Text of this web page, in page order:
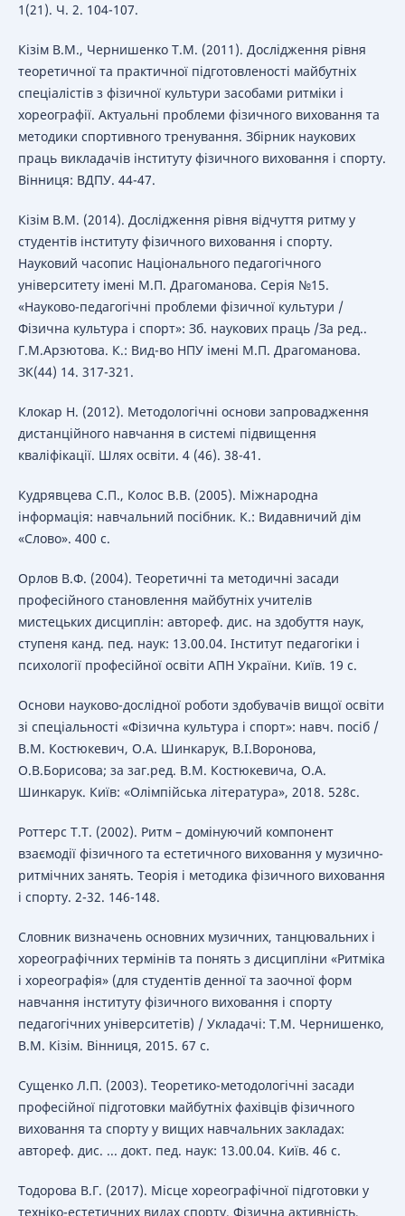
1(21). Ч. 2. 104-107.
Кізім В.М., Чернишенко Т.М. (2011). Дослідження рівня
теоретичної та практичної підготовленості майбутніх
спеціалістів з фізичної культури засобами ритміки і
хореографії. Актуальні проблеми фізичного виховання та
методики спортивного тренування. Збірник наукових
праць викладачів інституту фізичного виховання і спорту.
Вінниця: ВДПУ. 44-47.
Кізім В.М. (2014). Дослідження рівня відчуття ритму у
студентів інституту фізичного виховання і спорту.
Науковий часопис Національного педагогічного
університету імені М.П. Драгоманова. Серія №15.
«Науково-педагогічні проблеми фізичної культури /
Фізична культура і спорт»: Зб. наукових праць /За ред..
Г.М.Арзютова. К.: Вид-во НПУ імені М.П. Драгоманова.
ЗК(44) 14. 317-321.
Клокар Н. (2012). Методологічні основи запровадження
дистанційного навчання в системі підвищення
кваліфікації. Шлях освіти. 4 (46). 38-41.
Кудрявцева С.П., Колос В.В. (2005). Міжнародна
інформація: навчальний посібник. К.: Видавничий дім
«Слово». 400 с.
Орлов В.Ф. (2004). Теоретичні та методичні засади
професійного становлення майбутніх учителів
мистецьких дисциплін: автореф. дис. на здобуття наук,
ступеня канд. пед. наук: 13.00.04. Інститут педагогіки і
психології професійної освіти АПН України. Київ. 19 с.
Основи науково-дослідної роботи здобувачів вищої освіти
зі спеціальності «Фізична культура і спорт»: навч. посіб /
В.М. Костюкевич, О.А. Шинкарук, В.І.Воронова,
О.В.Борисова; за заг.ред. В.М. Костюкевича, О.А.
Шинкарук. Київ: «Олімпійська література», 2018. 528с.
Роттерс Т.Т. (2002). Ритм – домінуючий компонент
взаємодії фізичного та естетичного виховання у музично-
ритмічних занять. Теорія і методика фізичного виховання
і спорту. 2-32. 146-148.
Словник визначень основних музичних, танцювальних і
хореографічних термінів та понять з дисципліни «Ритміка
і хореографія» (для студентів денної та заочної форм
навчання інституту фізичного виховання і спорту
педагогічних університетів) / Укладачі: Т.М. Чернишенко,
В.М. Кізім. Вінниця, 2015. 67 с.
Сущенко Л.П. (2003). Теоретико-методологічні засади
професійної підготовки майбутніх фахівців фізичного
виховання та спорту у вищих навчальних закладах:
автореф. дис. ... докт. пед. наук: 13.00.04. Київ. 46 с.
Тодорова В.Г. (2017). Місце хореографічної підготовки у
техніко-естетичних видах спорту. Фізична активність,